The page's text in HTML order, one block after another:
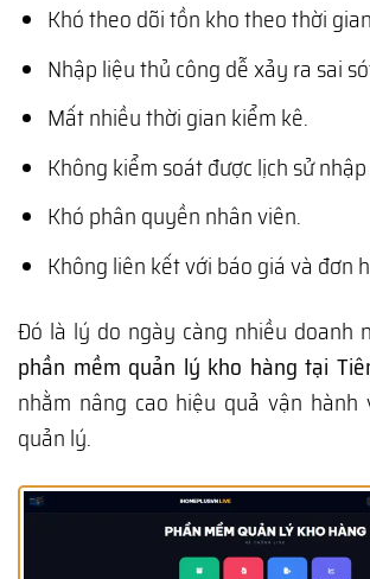
Khó theo dõi tồn kho theo thời
Nhập liệu thủ công dễ xảy ra sai
Mất nhiều thời gian kiểm kê.
Không kiểm soát được lịch sử
Khó phân quyền nhân viên.
Không liên kết với báo giá và đơn
Đó là lý do ngày càng nhiều doanh
phần mềm quản lý kho hàng tại
nhằm nâng cao hiệu quả vận hành
quản lý.